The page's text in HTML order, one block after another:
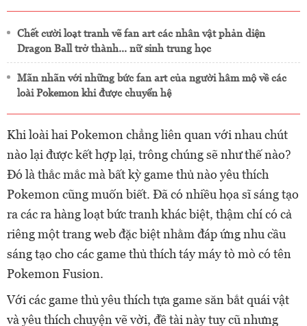
Chết cười loạt tranh vẽ fan art các nhân vật phản diện
Dragon Ball trở thành... nữ sinh trung học
Mãn nhãn với những bức fan art của người hâm mộ về các
loài Pokemon khi được chuyển hệ
Khi loài hai Pokemon chẳng liên quan với nhau chút
nào lại được kết hợp lại, trông chúng sẽ như thế nào?
Đó là thắc mắc mà bất kỳ game thủ nào yêu thích
Pokemon cũng muốn biết. Đã có nhiều họa sĩ sáng tạo
ra các ra hàng loạt bức tranh khác biệt, thậm chí có cả
riêng một trang web đặc biệt nhằm đáp ứng nhu cầu
sáng tạo cho các game thủ thích táy máy tò mò có tên
Pokemon Fusion.
Với các game thủ yêu thích tựa game săn bắt quái vật
và yêu thích chuyện vẽ vời, đề tài này tuy cũ nhưng